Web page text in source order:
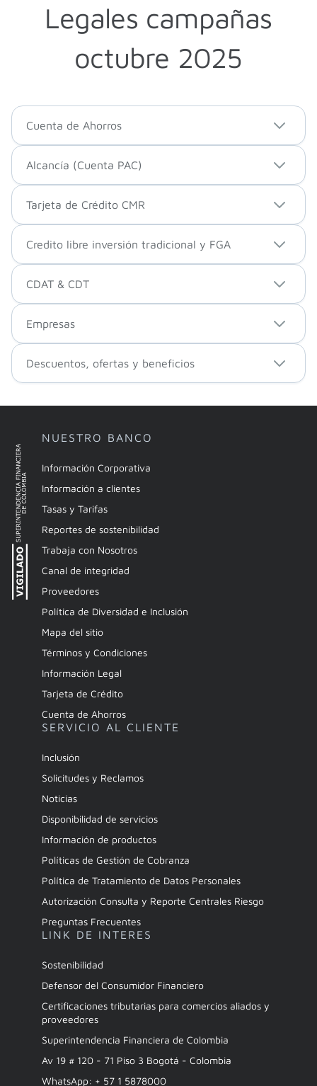
Legales campañas
octubre 2025
Cuenta de Ahorros
Alcancía (Cuenta PAC)
Tarjeta de Crédito CMR
Credito libre inversión tradicional y FGA
CDAT & CDT
Empresas
Descuentos, ofertas y beneficios
NUESTRO BANCO
Información Corporativa
Información a clientes
Tasas y Tarifas
Reportes de sostenibilidad
Trabaja con Nosotros
Canal de integridad
Proveedores
Política de Diversidad e Inclusión
Mapa del sitio
Términos y Condiciones
Información Legal
Tarjeta de Crédito
Cuenta de Ahorros
SERVICIO AL CLIENTE
Inclusión
Solicitudes y Reclamos
Noticias
Disponibilidad de servicios
Información de productos
Políticas de Gestión de Cobranza
Política de Tratamiento de Datos Personales
Autorización Consulta y Reporte Centrales Riesgo
Preguntas Frecuentes
LINK DE INTERES
Sostenibilidad
Defensor del Consumidor Financiero
Certificaciones tributarias para comercios aliados y
proveedores
Superintendencia Financiera de Colombia
Av 19 # 120 - 71 Piso 3 Bogotá - Colombia
WhatsApp: + 57 1 5878000